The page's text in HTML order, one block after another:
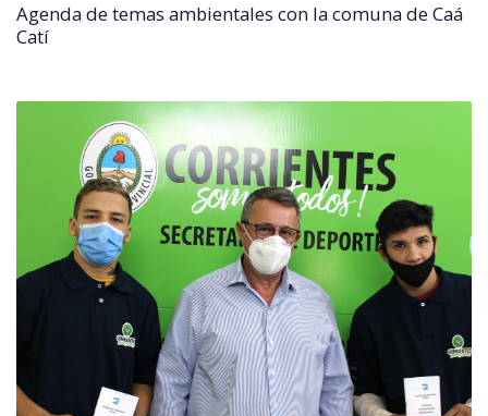
Agenda de temas ambientales con la comuna de Caá
Catí